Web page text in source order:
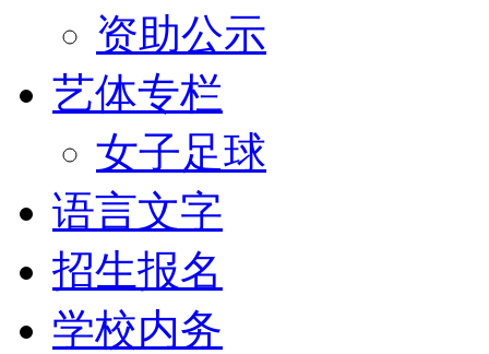
资助公示
艺体专栏
女子足球
语言文字
招生报名
学校内务